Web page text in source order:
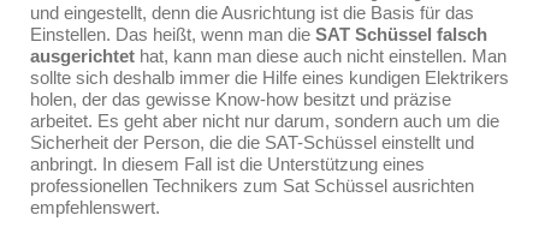
und eingestellt, denn die Ausrichtung ist die Basis für das
Einstellen. Das heißt, wenn man die SAT Schüssel falsch
ausgerichtet hat, kann man diese auch nicht einstellen. Man
sollte sich deshalb immer die Hilfe eines kundigen Elektrikers
holen, der das gewisse Know-how besitzt und präzise
arbeitet. Es geht aber nicht nur darum, sondern auch um die
Sicherheit der Person, die die SAT-Schüssel einstellt und
anbringt. In diesem Fall ist die Unterstützung eines
professionellen Technikers zum Sat Schüssel ausrichten
empfehlenswert.